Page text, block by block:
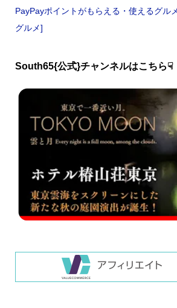
PayPayポイントがもらえる・使えるグル
グルメ]
South65{公式}チャンネルはこちら☟